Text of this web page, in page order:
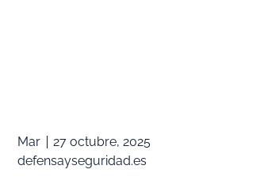
Mar
27 octubre, 2025
defensayseguridad.es